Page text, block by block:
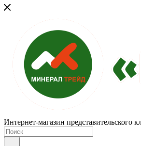
Интернет-магазин представительского